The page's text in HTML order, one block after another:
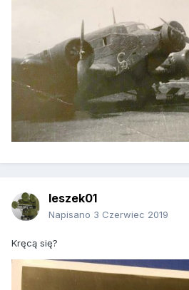
leszek01
Napisano 3 Czerwiec 2019
Kręcą się?